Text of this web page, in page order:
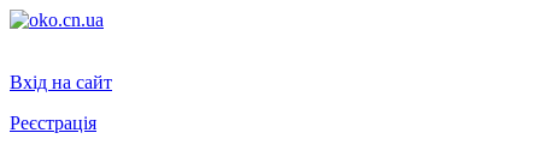
Вхід на сайт
Реєстрація